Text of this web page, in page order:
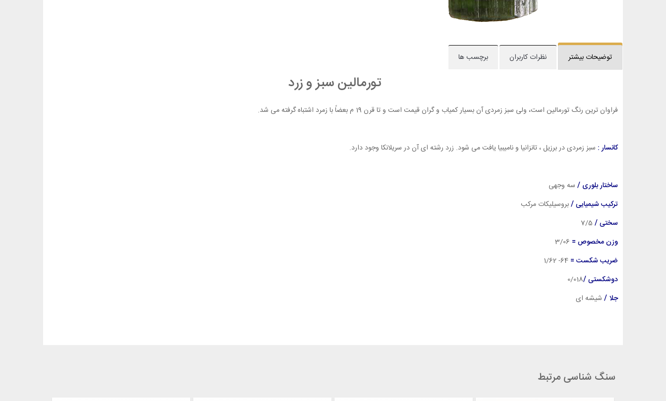
توضیحات بیشتر نظرات کاربران برچسب ها
تورمالین سبز و زرد
فراوان ترین رنگ تورمالین است، ولی سبز زمردی آن بسیار کمیاب و گران قیمت است و تا قرن 19 م بعضاً با زمرد اشتباه گرفته می شد.
کانسار : سبز زمردی در برزیل ، تانزانیا و نامیبیا یافت می شود. زرد رشته ای آن در سریلانکا وجود دارد.
ساختار بلوری / سه وجهی
ترکیب شیمیایی /بروسیلیکات مرکب
سختی / 7/5
وزن مخصوص = /06
ضریب شکست =
دوشکستی /0/018
جلا / شیشه ای
سنگ شناسی مرتبط